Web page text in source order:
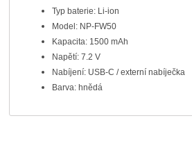
Typ baterie: Li-ion
Model: NP-FW50
Kapacita: 1500 mAh
Napětí: 7.2 V
Nabíjení: USB-C / externí nabíječka
Barva: hnědá